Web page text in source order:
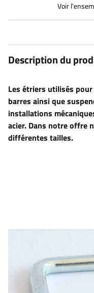
Voir
Description du
Les étriers utilisés
barres ainsi que
installations
acier. Dans notre offre
différentes tailles.